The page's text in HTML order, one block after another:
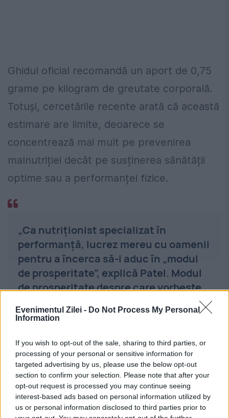
Evenimentul Zilei - Do Not Process My Personal
Information
If you wish to opt-out of the sale, sharing to third parties, or
processing of your personal or sensitive information for
targeted advertising by us, please use the below opt-out
section to confirm your selection. Please note that after your
opt-out request is processed you may continue seeing
interest-based ads based on personal information utilized by
us or personal information disclosed to third parties prior to
Ghidul oficial recomandă un aport de 0,75
grame pe kilogram de greutate corporală.
Totuși, cercetările recente arată că această
estimare are limite, deoarece se
concentrează mai mult pe prevenirea
malnutriției decât pe susținerea sănătății
optime sau a performanței fizice.
„Ca nutriționist specializat în
performanță, lucrez mereu cu oamenii
pentru a încerca să-i aduc în „modul
de prosperitate”, explică Patel. Modul
de prosperitate despre care vorbește
Patel se referă la succes și bunăstare
mentală.
Metodele mai recente de calcul oferă o
perspectivă mai completă, axându-se pe
modul în care proteinele contribuie la
sănătate, nu doar la evitarea deficiențelor.